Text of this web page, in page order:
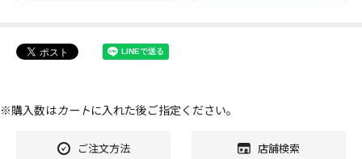
※購入数はカートに入れた後ご指定ください。
ご注文方法 店舗検索